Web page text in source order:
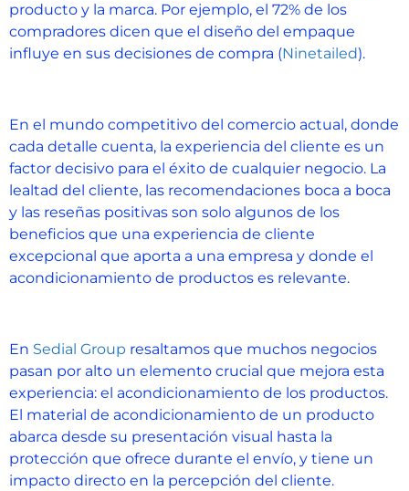
producto y la marca. Por ejemplo, el 72% de los
compradores dicen que el diseño del empaque
influye en sus decisiones de compra (Ninetailed)​.
En el mundo competitivo del comercio actual, donde
cada detalle cuenta, la experiencia del cliente es un
factor decisivo para el éxito de cualquier negocio. La
lealtad del cliente, las recomendaciones boca a boca
y las reseñas positivas son solo algunos de los
beneficios que una experiencia de cliente
excepcional que aporta a una empresa y donde el
acondicionamiento de productos es relevante.
En Sedial Group resaltamos que muchos negocios
pasan por alto un elemento crucial que mejora esta
experiencia: el acondicionamiento de los productos.
El material de acondicionamiento de un producto
abarca desde su presentación visual hasta la
protección que ofrece durante el envío, y tiene un
impacto directo en la percepción del cliente.